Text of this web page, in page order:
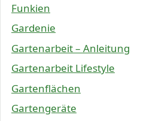
Funkien
Gardenie
Gartenarbeit – Anleitung
Gartenarbeit Lifestyle
Gartenflächen
Gartengeräte